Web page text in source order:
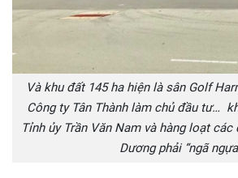
Và khu đất 145 ha hiện là sân Golf
Công ty Tân Thành làm chủ đầu tư…
Tỉnh ủy Trần Văn Nam và hàng loạt
Dương phải “ngã